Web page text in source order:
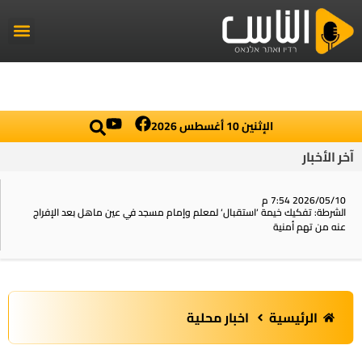
الإثنين 10 أغسطس 2026
10 7:54 م
تفكيك خيمة ‘استقبال‘ لمعلم وإمام مسجد في عين ماهل بعد الإفراج
تهم أمنية
الرئيسية اخبار محلية